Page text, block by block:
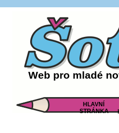
Web pro mladé
HLAVNÍ
STRÁNKA